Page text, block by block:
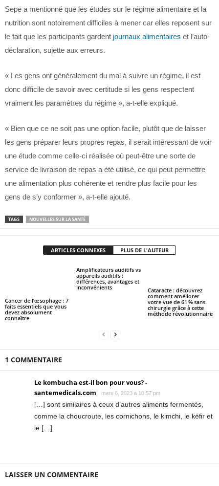
Sepe a mentionné que les études sur le régime alimentaire et la
nutrition sont notoirement difficiles à mener car elles reposent sur
le fait que les participants gardent journaux alimentaires et l’auto-
déclaration, sujette aux erreurs.
« Les gens ont généralement du mal à suivre un régime, il est
donc difficile de savoir avec certitude si les gens respectent
vraiment les paramètres du régime », a-t-elle expliqué.
« Bien que ce ne soit pas une option facile, plutôt que de laisser
les gens préparer leurs propres repas, il serait intéressant de voir
une étude comme celle-ci réalisée où peut-être une sorte de
service de livraison de repas a été utilisé, ce qui peut permettre
une alimentation plus cohérente et rendre plus facile pour les
gens de s’y conformer », a-t-elle ajouté.
TAGS NOUVELLES SUR LA SANTÉ
ARTICLES CONNEXES PLUS DE L'AUTEUR
Cancer de l’œsophage : 7
faits essentiels que vous
devez absolument
connaître
Amplificateurs auditifs vs
appareils auditifs :
différences, avantages et
inconvénients
Cataracte : découvrez
comment améliorer
votre vue de 61 % sans
chirurgie grâce à cette
méthode révolutionnaire
1 COMMENTAIRE
Le kombucha est-il bon pour vous? -
santemedicals.com
mars 6, 2023 à 10:57 pm
[…] sont similaires à ceux d’autres aliments fermentés,
comme la choucroute, les cornichons, le kimchi, le kéfir et
le […]
LAISSER UN COMMENTAIRE